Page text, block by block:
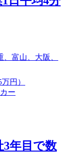
富山、大阪、
円）
ー
3年目で数